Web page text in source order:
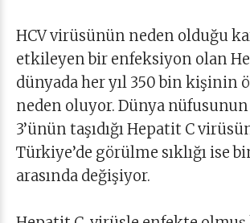
HCV virüsünün neden olduğu
etkileyen bir enfeksiyon olan
dünyada her yıl 350 bin kişinin
neden oluyor. Dünya
3’ünün taşıdığı Hepatit C
Türkiye’de görülme sıklığı ise
arasında değişiyor.